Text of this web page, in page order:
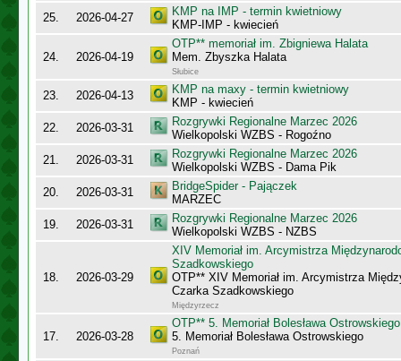
25.
2026-04-27
KMP na IMP - termin kwietniowy
KMP-IMP - kwiecień
24. 2026-04-19
OTP** memoriał im. Zbigniewa Halata
Mem. Zbyszka Halata
Słubice
23. 2026-04-13
KMP na maxy - termin kwietniowy
KMP - kwiecień
22.
2026-03-31
Rozgrywki Regionalne Marzec 2026
Wielkopolski WZBS - Rogoźno
21.
2026-03-31
Rozgrywki Regionalne Marzec 2026
Wielkopolski WZBS - Dama Pik
20.
2026-03-31
BridgeSpider - Pajączek
MARZEC
19.
2026-03-31
Rozgrywki Regionalne Marzec 2026
Wielkopolski WZBS - NZBS
18. 2026-03-29
XIV Memoriał im. Arcymistrza
Szadkowskiego
OTP** XIV Memoriał im. Arcymistrza
Czarka Szadkowskiego
Międzyrzecz
17. 2026-03-28
OTP** 5. Memoriał Bolesława Ostrowskiego
5. Memoriał Bolesława Ostrowskiego
Poznań